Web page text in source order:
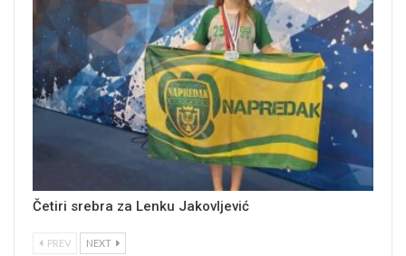
Četiri srebra za Lenku Jakovljević
PREV NEXT